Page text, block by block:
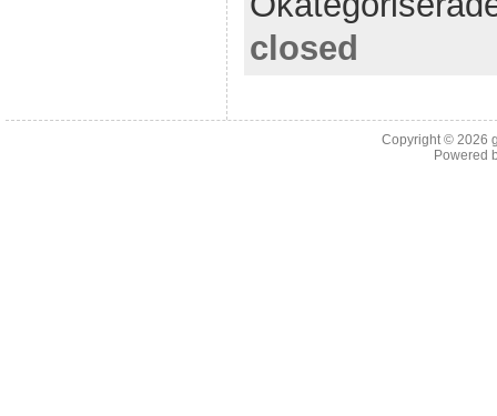
closed
Copyright © 2026
Powered